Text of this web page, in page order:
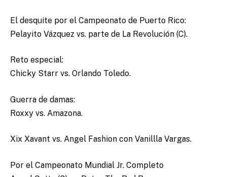
El desquite por el Campeonato de Puerto Rico:
Pelayito Vázquez vs. parte de La Revolución (C).
Reto especial:
Chicky Starr vs. Orlando Toledo.
Guerra de damas:
Roxxy vs. Amazona.
Xix Xavant vs. Angel Fashion con Vanillla Vargas.
Por el Campeonato Mundial Jr. Completo